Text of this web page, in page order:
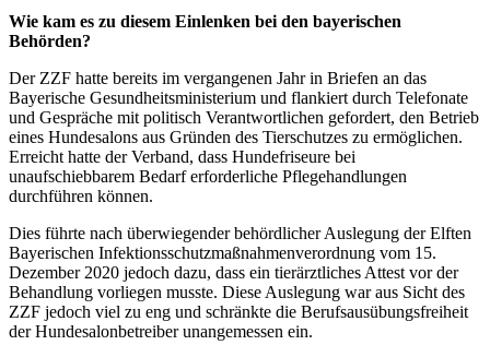
Wie kam es zu diesem Einlenken bei den bayerischen
Behörden?
Der ZZF hatte bereits im vergangenen Jahr in Briefen an das
Bayerische Gesundheitsministerium und flankiert durch Telefonate
und Gespräche mit politisch Verantwortlichen gefordert, den Betrieb
eines Hundesalons aus Gründen des Tierschutzes zu ermöglichen.
Erreicht hatte der Verband, dass Hundefriseure bei
unaufschiebbarem Bedarf erforderliche Pflegehandlungen
durchführen können.
Dies führte nach überwiegender behördlicher Auslegung der Elften
Bayerischen Infektionsschutzmaßnahmenverordnung vom 15.
Dezember 2020 jedoch dazu, dass ein tierärztliches Attest vor der
Behandlung vorliegen musste. Diese Auslegung war aus Sicht des
ZZF jedoch viel zu eng und schränkte die Berufsausübungsfreiheit
der Hundesalonbetreiber unangemessen ein.